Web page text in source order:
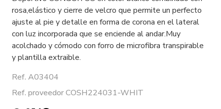
rosa,elástico y cierre de velcro que permite un perfecto
ajuste al pie y detalle en forma de corona en el lateral
con luz incorporada que se enciende al andar.Muy
acolchado y cómodo con forro de microfibra transpirable
y plantilla extraible.
Ref. A03404
Ref. proveedor COSH224031-WHIT